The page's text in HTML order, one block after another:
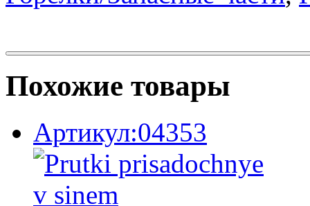
Похожие товары
Артикул:04353